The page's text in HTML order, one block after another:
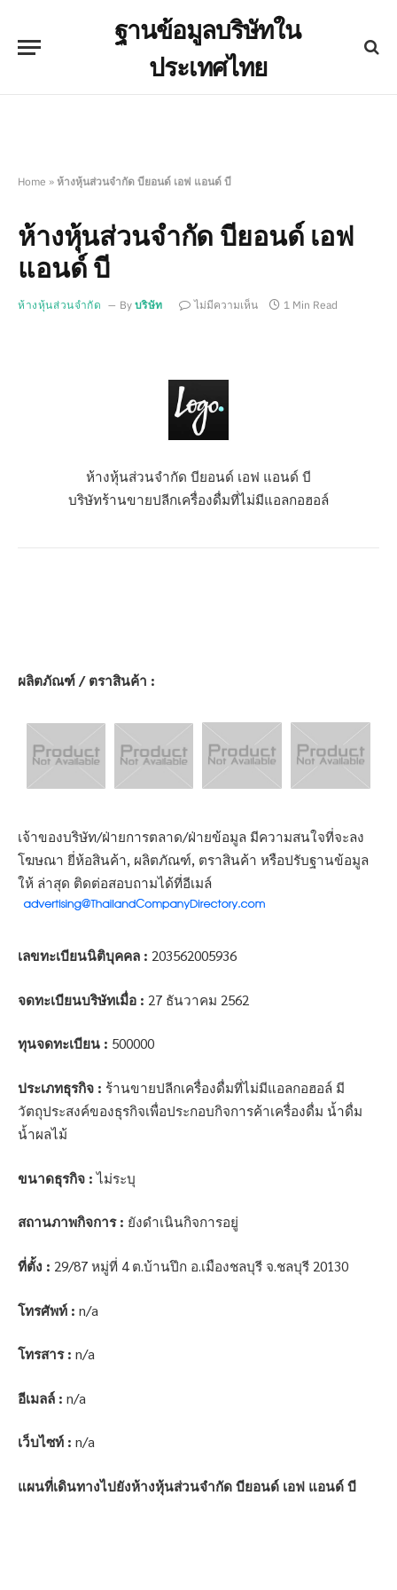
ฐานข้อมูลบริษัทใน
ประเทศไทย
Home » ห้างหุ้นส่วนจำกัด บียอนด์ เอฟ แอนด์ บี
ห้างหุ้นส่วนจำกัด บียอนด์ เอฟ
แอนด์ บี
ห้างหุ้นส่วนจำกัด By บริษัท ไม่มีความเห็น 1 Min Read
ห้างหุ้นส่วนจำกัด บียอนด์ เอฟ แอนด์ บี
บริษัทร้านขายปลีกเครื่องดื่มที่ไม่มีแอลกอฮอล์
ผลิตภัณฑ์ / ตราสินค้า :
เจ้าของบริษัท/ฝ่ายการตลาด/ฝ่ายข้อมูล มีความสนใจที่จะลง
โฆษณา ยี่ห้อสินค้า, ผลิตภัณฑ์, ตราสินค้า หรือปรับฐานข้อมูล
ให้ ล่าสุด ติดต่อสอบถามได้ที่อีเมล์
เลขทะเบียนนิติบุคคล : 203562005936
จดทะเบียนบริษัทเมื่อ : 27 ธันวาคม 2562
ทุนจดทะเบียน : 500000
ประเภทธุรกิจ : ร้านขายปลีกเครื่องดื่มที่ไม่มีแอลกอฮอล์ มี
วัตถุประสงค์ของธุรกิจเพื่อประกอบกิจการค้าเครื่องดื่ม น้ำดื่ม
น้ำผลไม้
ขนาดธุรกิจ : ไม่ระบุ
สถานภาพกิจการ : ยังดำเนินกิจการอยู่
ที่ตั้ง : 29/87 หมู่ที่ 4 ต.บ้านปึก อ.เมืองชลบุรี จ.ชลบุรี 20130
โทรศัพท์ : n/a
โทรสาร : n/a
อีเมลล์ : n/a
เว็บไซท์ : n/a
แผนที่เดินทางไปยังห้างหุ้นส่วนจำกัด บียอนด์ เอฟ แอนด์ บี